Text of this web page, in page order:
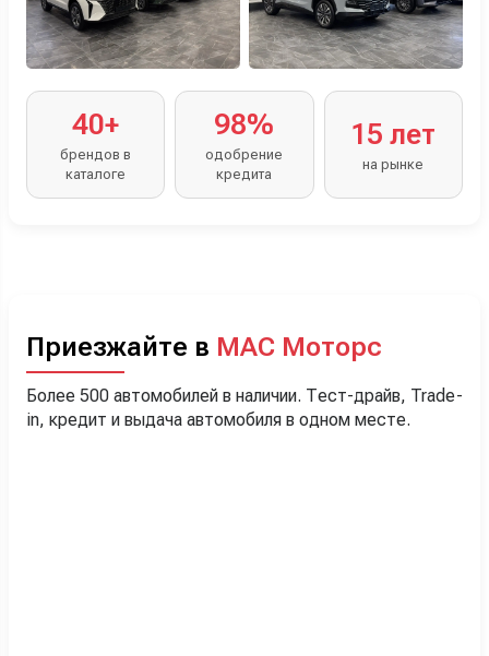
40+
брендов в
каталоге
98%
одобрение
кредита
15 лет
на рынке
Приезжайте в МАС Моторс
Более 500 автомобилей в наличии. Тест-драйв, Trade-
in, кредит и выдача автомобиля в одном месте.